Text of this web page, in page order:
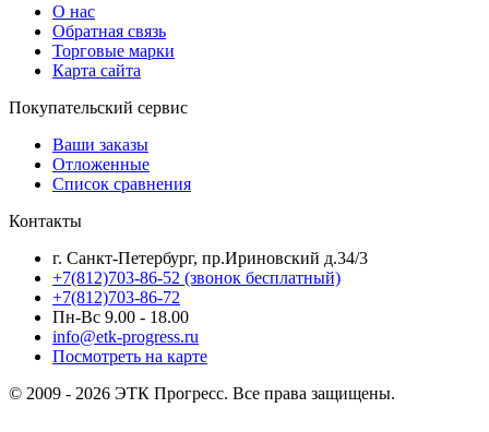
О нас
Обратная связь
Торговые марки
Карта сайта
Покупательский сервис
Ваши заказы
Отложенные
Список сравнения
Контакты
г. Санкт-Петербург, пр.Ириновский д.34/3
+7(812)703-86-52 (звонок бесплатный)
+7(812)703-86-72
Пн-Вс 9.00 - 18.00
info@etk-progress.ru
Посмотреть на карте
© 2009 - 2026 ЭТК Прогресс. Все права защищены.